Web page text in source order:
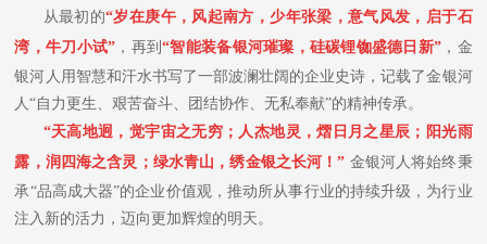
从最初的“岁在庚午，风起南方，少年张梁，意气风发，启于石
湾，牛刀小试” ，再到“智能装备银河璀璨，硅碳锂铷盛德日新” ，金
银河人用智慧和汗水书写了一部波澜壮阔的企业史诗，记载了金银河
人“自力更生、艰苦奋斗、团结协作、无私奉献”的精神传承。
“天高地迥，觉宇宙之无穷；人杰地灵，熠日月之星辰；阳光雨
露，润四海之含灵；绿水青山，绣金银之长河！” 金银河人将始终秉
承“品高成大器”的企业价值观，推动所从事行业的持续升级，为行业
注入新的活力，迈向更加辉煌的明天。